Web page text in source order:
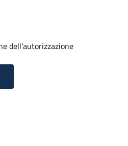
dell'autorizzazione